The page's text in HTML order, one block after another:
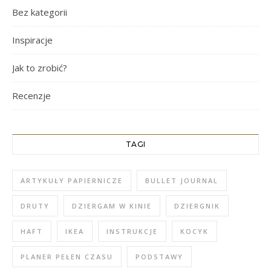
Bez kategorii
Inspiracje
Jak to zrobić?
Recenzje
TAGI
ARTYKUŁY PAPIERNICZE BULLET JOURNAL
DRUTY DZIERGAM W KINIE DZIERGNIK
HAFT IKEA INSTRUKCJE KOCYK
PLANER PEŁEN CZASU PODSTAWY